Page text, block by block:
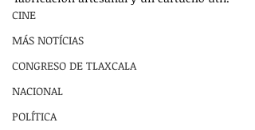
CINE
MÁS NOTÍCIAS
CONGRESO DE TLAXCALA
NACIONAL
POLÍTICA